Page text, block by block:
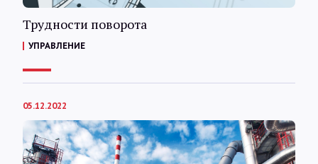
Трудности поворота
УПРАВЛЕНИЕ
05.12.2022